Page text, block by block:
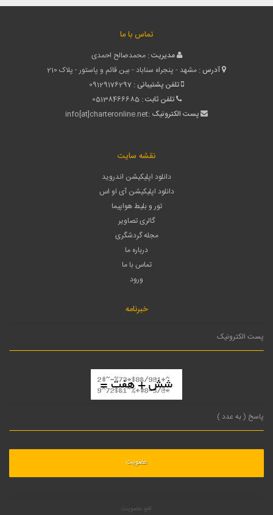
تماس با ما
مدیریت : محمدصالح احمدی
آدرس : مشهد - پنجراه سناباد - بین قائم و پاستور - پلاک 210
تلفن پشتیبانی : 09129176297
تلفن ثابت : 05138466685
پست الکترونیک :info[at]charteronline.net
نقشه سایت
دانلود اپلیکیشن اندروید
دانلود اپلیکیشن آی او اس
تور و بلیط هواپیما
گالری تصاویر
مجله گردشگری
درباره ما
تماس با ما
ورود
خبرنامه
لغو عضویت